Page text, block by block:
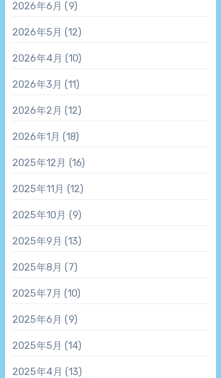
2026年6月 (9)
2026年5月 (12)
2026年4月 (10)
2026年3月 (11)
2026年2月 (12)
2026年1月 (18)
2025年12月 (16)
2025年11月 (12)
2025年10月 (9)
2025年9月 (13)
2025年8月 (7)
2025年7月 (10)
2025年6月 (9)
2025年5月 (14)
2025年4月 (13)